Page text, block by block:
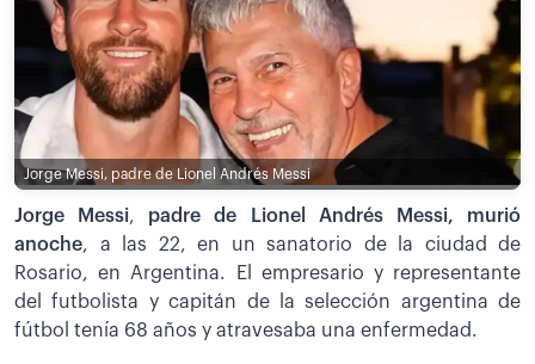
Jorge Messi, padre de Lionel Andrés Messi
Jorge Messi, padre de Lionel Andrés Messi, murió
anoche, a las 22, en un sanatorio de la ciudad de
Rosario, en Argentina. El empresario y representante
del futbolista y capitán de la selección argentina de
fútbol tenía 68 años y atravesaba una enfermedad.